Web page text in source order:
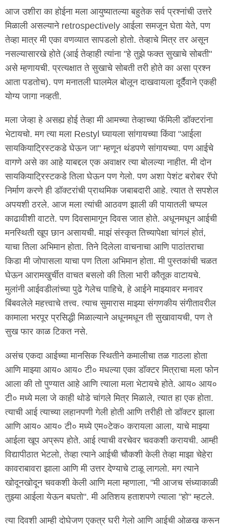
आज उशीरा का होईना मला आयुष्यातल्या बहुतेक सर्व प्रश्नांची उत्तरे
मिळाली असल्याने retrospectively आईला समजून घेता येते, पण
तेव्हा मात्र मी एका वणव्यात सापडलो होतो. तेव्हाचे मित्र तर असून
नसल्यासारखे होते (आई तेव्हाही त्यांना "हे तुझे फक्त सुखाचे सोबती"
असे म्हणायची. प्रत्यक्षात ते सुखाचे सोबती तरी होते का असा प्रश्न
आता पडतोच). पण मनातली घालमेल बोलून दाखवायला दूर्दैवाने एकही
योग्य जागा नव्हती.
मला जेव्हा हे असह्य होई तेव्हा मी आमच्या तेव्हाच्या फॅमिली डॉक्टरांना
भेटायचो. मग त्या मला Restyl घ्यायला सांगायच्या किंवा "आईला
सायकियाट्रिस्टकडे घेऊन जा" म्हणून थंडपणे सांगायच्या. पण आईचे
वागणे असे का आहे याबद्दल एक अवाक्षर त्या बोलल्या नाहीत. मी दोन
सायकियाट्रिस्टकडे तिला घेऊन पण गेलो. पण अशा पेशंट बरोबर रॅपो
निर्माण करणे ही डॉक्टरांची प्राथमिक जबाबदारी आहे. त्यात ते सपशेल
अपयशी ठरले. आज मला त्यांची आठवण झाली की पायातली चप्पल
काढावीशी वाटते. पण दिवसामागून दिवस जात होते. अधूनमधून आईची
मनस्थिती खूप छान असायची. माझं संस्कृत तिच्यापेक्षा चांगलं होतं,
याचा तिला अभिमान होता. तिने दिलेला वाचनाचा आणि पाठांतराचा
किडा मी जोपासला याचा पण तिला अभिमान होता. मी पुस्तकांची चळत
घेऊन आरामखुर्चीत वाचत बसलो की तिला भारी कौतूक वाटायचे.
मुलांनी आईवडीलांच्या पुढे गेलेच पाहिचे, हे आईने माझ्यावर मनावर
बिंबवलेले महत्त्वाचे तत्त्व. त्याच सुमारास माझ्या संगणकीय संगीतावरील
कामाला भरपूर प्रसिद्धी मिळाल्याने अधूनमधून ती सुखावायची, पण ते
सुख फार काळ टिकत नसे.
असंच एकदा आईच्या मानसिक स्थितीने कमालीचा तळ गाठला होता
आणि माझ्या आय० आय० टी० मधल्या एका डॉक्टर मित्राचा मला फोन
आला की तो पुण्यात आहे आणि त्याला मला भेटायचे होते. आय० आय०
टी० मध्ये मला जे काही थोडे चांगले मित्र मिळाले, त्यात हा एक होता.
त्याची आई त्याच्या लहानपणी गेली होती आणि तरीही तो डॉक्टर झाला
आणि आय० आय० टी० मध्ये एम०टेक० करायला आला, याचे माझ्या
आईला खूप अप्रूप होते. आई त्याची वरचेवर चवकशी करायची. आम्ही
विद्यापीठात भेटलो, तेव्हा त्याने आईची चौकशी केली तेव्हा माझा चेहेरा
कावराबावरा झाला आणि मी उत्तर देण्याचे टाळू लागलो. मग त्याने
खोदूनखोदून चवकशी केली आणि मला म्हणाला, "मी आजच संध्याकाळी
तुझ्या आईला येऊन बघतो". मी अतिशय हताशपणे त्याला "हो" म्हटले.
त्या दिवशी आम्ही दोघेजण एकत्र घरी गेलो आणि आईची ओळख करून